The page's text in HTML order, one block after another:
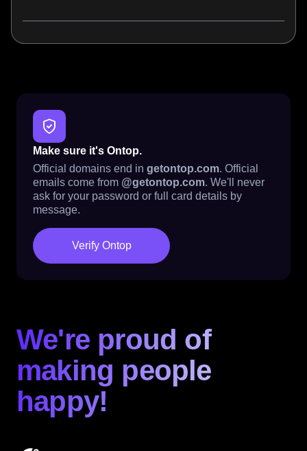
Make sure it's Ontop.
Official domains end in getontop.com. Official
emails come from @getontop.com. We'll never
ask for your password or full card details by
message.
Verify Ontop
We're proud of
making people
happy!